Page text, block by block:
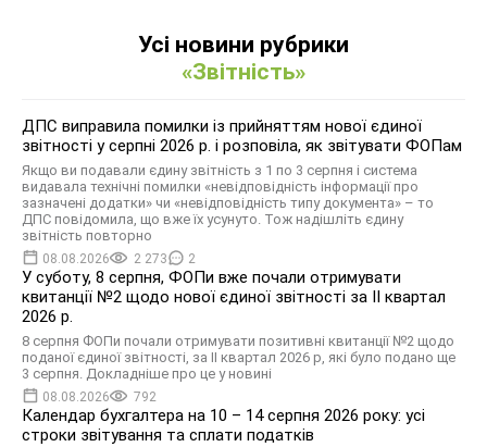
Усі новини рубрики
«Звітність»
ДПС виправила помилки із прийняттям нової єдиної
звітності у серпні 2026 р. і розповіла, як звітувати ФОПам
Якщо ви подавали єдину звітність з 1 по 3 серпня і система
видавала технічні помилки «невідповідність інформації про
зазначені додатки» чи «невідповідність типу документа» – то
ДПС повідомила, що вже їх усунуто. Тож надішліть єдину
звітність повторно
08.08.2026 2 273 2
У суботу, 8 серпня, ФОПи вже почали отримувати
квитанції №2 щодо нової єдиної звітності за ІІ квартал
2026 р.
8 серпня ФОПи почали отримувати позитивні квитанції №2 щодо
поданої єдиної звітності, за ІІ квартал 2026 р, які було подано ще
3 серпня. Докладніше про це у новині
08.08.2026 792
Календар бухгалтера на 10 – 14 серпня 2026 року: усі
строки звітування та сплати податків